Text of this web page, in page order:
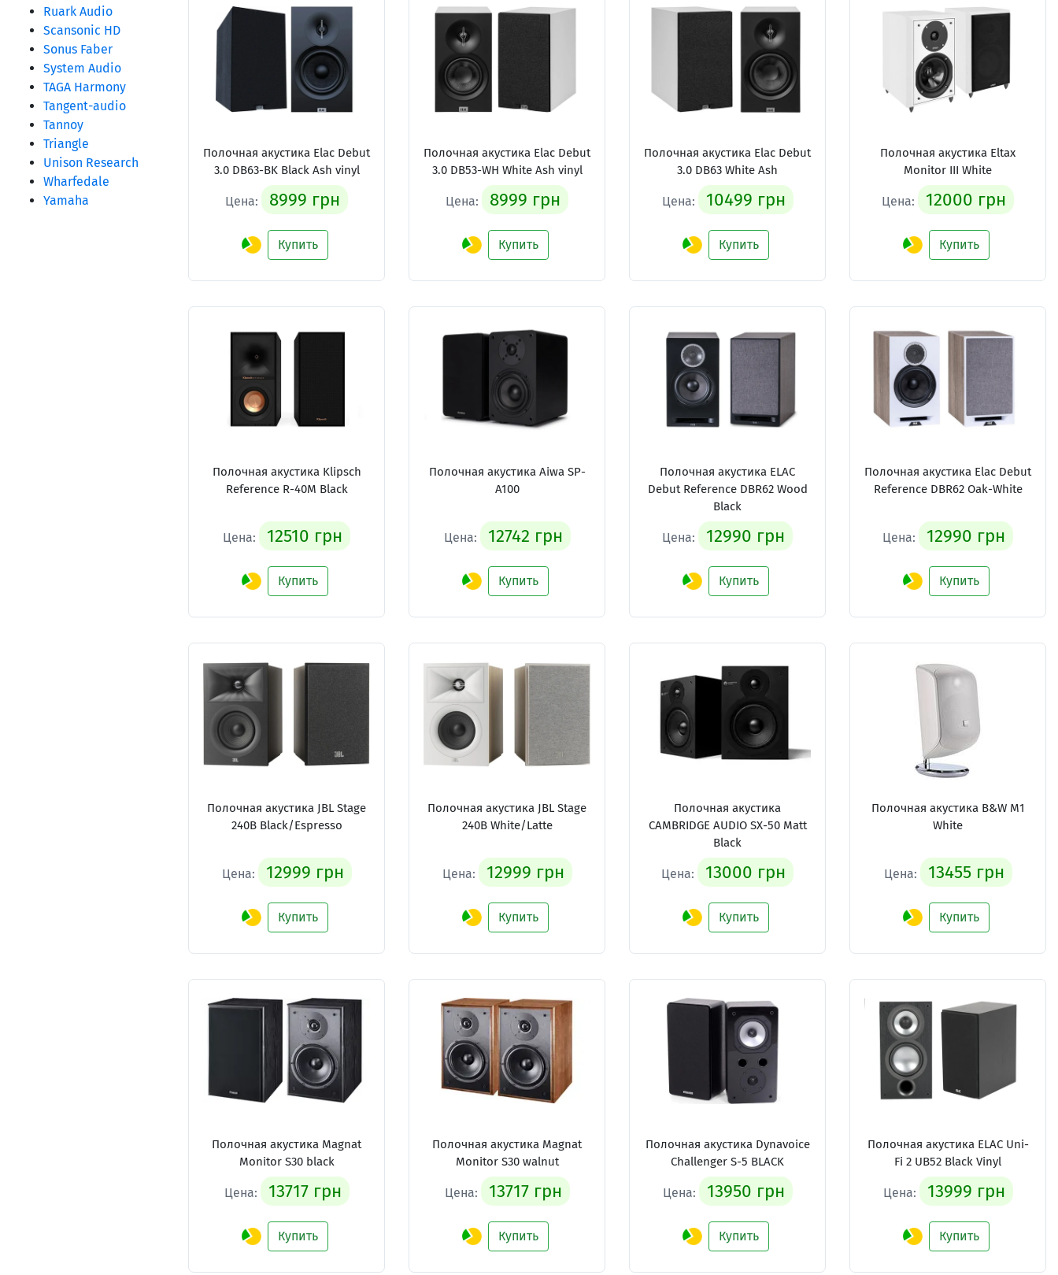
Ruark Audio
Scansonic HD
Sonus Faber
System Audio
TAGA Harmony
Tangent-audio
Tannoy
Triangle
Unison Research
Wharfedale
Yamaha
Полочная акустика Elac Debut
3.0 DB63-BK Black Ash vinyl
Цена: 8999 грн
Купить
Полочная акустика Elac Debut
3.0 DB53-WH White Ash vinyl
Цена: 8999 грн
Купить
Полочная акустика Elac Debut
3.0 DB63 White Ash
Цена: 10499 грн
Купить
Полочная акустика Eltax
Monitor III White
Цена: 12000 грн
Купить
Полочная акустика Klipsch
Reference R-40M Black
Цена: 12510 грн
Купить
Полочная акустика Aiwa SP-
A100
Цена: 12742 грн
Купить
Полочная акустика ELAC
Debut Reference DBR62 Wood
Black
Цена: 12990 грн
Купить
Полочная акустика Elac Debut
Reference DBR62 Oak-White
Цена: 12990 грн
Купить
Полочная акустика JBL Stage
240B Black/Espresso
Цена: 12999 грн
Купить
Полочная акустика JBL Stage
240B White/Latte
Цена: 12999 грн
Купить
Полочная акустика
CAMBRIDGE AUDIO SX-50 Matt
Black
Цена: 13000 грн
Купить
Полочная акустика B&W M1
White
Цена: 13455 грн
Купить
Полочная акустика Magnat
Monitor S30 black
Цена: 13717 грн
Купить
Полочная акустика Magnat
Monitor S30 walnut
Цена: 13717 грн
Купить
Полочная акустика Dynavoice
Challenger S-5 BLACK
Цена: 13950 грн
Купить
Полочная акустика ELAC Uni-
Fi 2 UB52 Black Vinyl
Цена: 13999 грн
Купить